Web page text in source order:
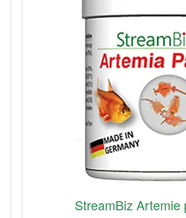
StreamBiz Artemie